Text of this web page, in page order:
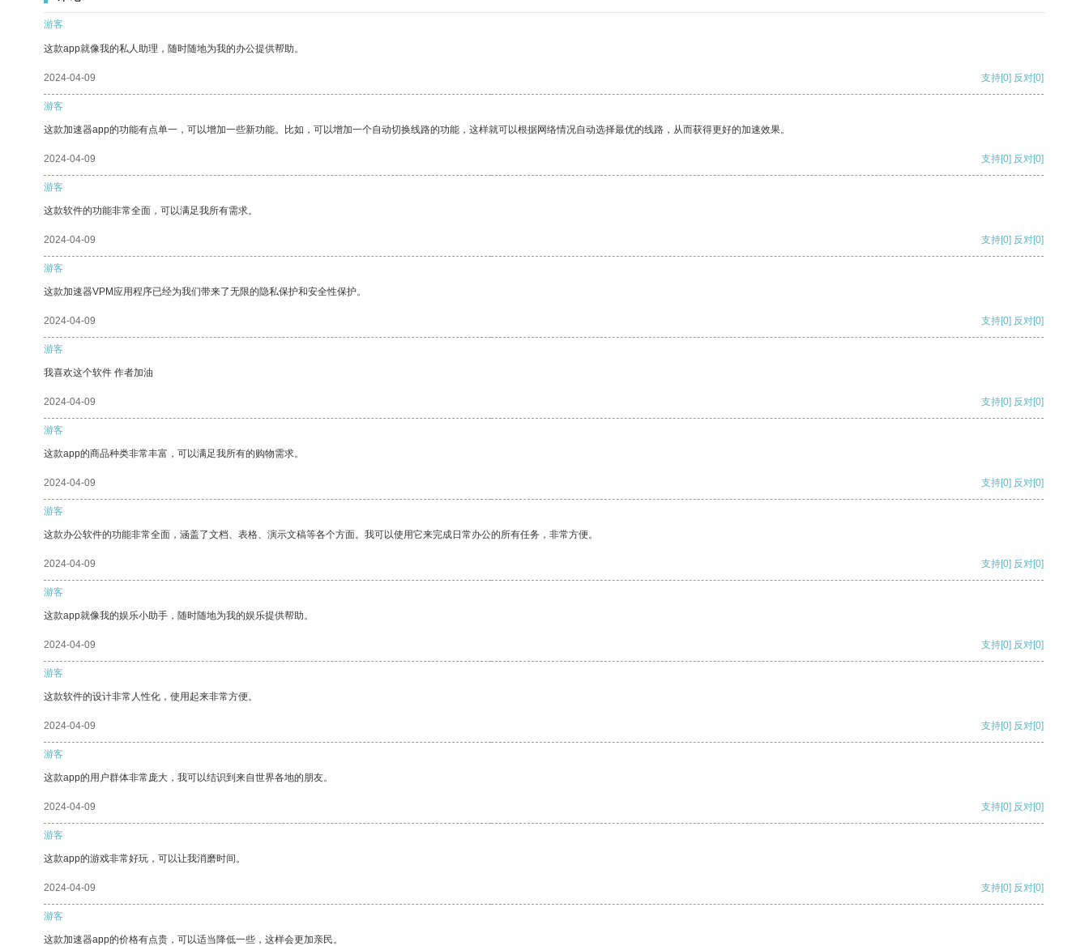
游客
这款app就像我的私人助理，随时随地为我的办公提供帮助。
2024-04-09 支持[0] 反对[0]
游客
这款加速器app的功能有点单一，可以增加一些新功能。比如，可以增加一个自动切换线路的功能，这样就可以根据网络情况自动选择最优的线路，从而获得更好的加速效果。
2024-04-09 支持[0] 反对[0]
游客
这款软件的功能非常全面，可以满足我所有需求。
2024-04-09 支持[0] 反对[0]
游客
这款加速器VPM应用程序已经为我们带来了无限的隐私保护和安全性保护。
2024-04-09 支持[0] 反对[0]
游客
我喜欢这个软件 作者加油
2024-04-09 支持[0] 反对[0]
游客
这款app的商品种类非常丰富，可以满足我所有的购物需求。
2024-04-09 支持[0] 反对[0]
游客
这款办公软件的功能非常全面，涵盖了文档、表格、演示文稿等各个方面。我可以使用它来完成日常办公的所有任务，非常方便。
2024-04-09 支持[0] 反对[0]
游客
这款app就像我的娱乐小助手，随时随地为我的娱乐提供帮助。
2024-04-09 支持[0] 反对[0]
游客
这款软件的设计非常人性化，使用起来非常方便。
2024-04-09 支持[0] 反对[0]
游客
这款app的用户群体非常庞大，我可以结识到来自世界各地的朋友。
2024-04-09 支持[0] 反对[0]
游客
这款app的游戏非常好玩，可以让我消磨时间。
2024-04-09 支持[0] 反对[0]
游客
这款加速器app的价格有点贵，可以适当降低一些，这样会更加亲民。